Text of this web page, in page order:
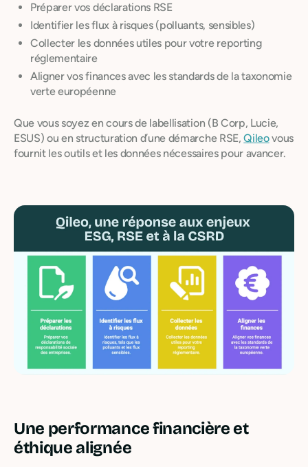
Préparer vos déclarations RSE
Identifier les flux à risques (polluants, sensibles)
Collecter les données utiles pour votre reporting
réglementaire
Aligner vos finances avec les standards de la taxonomie
verte européenne
Que vous soyez en cours de labellisation (B Corp, Lucie,
ESUS) ou en structuration d’une démarche RSE,Qileovous
fournit les outils et les données nécessaires pour avancer.
Une performance financière et
éthique alignée